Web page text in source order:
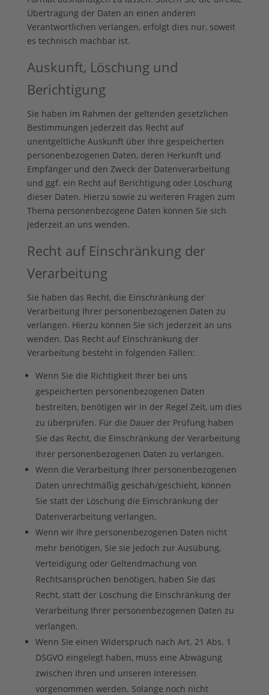
Übertragung der Daten an einen anderen
Verantwortlichen verlangen, erfolgt dies nur, soweit
es technisch machbar ist.
Auskunft, Löschung und
Berichtigung
Sie haben im Rahmen der geltenden gesetzlichen
Bestimmungen jederzeit das Recht auf
unentgeltliche Auskunft über Ihre gespeicherten
personenbezogenen Daten, deren Herkunft und
Empfänger und den Zweck der Datenverarbeitung
und ggf. ein Recht auf Berichtigung oder Löschung
dieser Daten. Hierzu sowie zu weiteren Fragen zum
Thema personenbezogene Daten können Sie sich
jederzeit an uns wenden.
Recht auf Einschränkung der
Verarbeitung
Sie haben das Recht, die Einschränkung der
Verarbeitung Ihrer personenbezogenen Daten zu
verlangen. Hierzu können Sie sich jederzeit an uns
wenden. Das Recht auf Einschränkung der
Verarbeitung besteht in folgenden Fällen:
Wenn Sie die Richtigkeit Ihrer bei uns
gespeicherten personenbezogenen Daten
bestreiten, benötigen wir in der Regel Zeit, um dies
zu überprüfen. Für die Dauer der Prüfung haben
Sie das Recht, die Einschränkung der Verarbeitung
Ihrer personenbezogenen Daten zu verlangen.
Wenn die Verarbeitung Ihrer personenbezogenen
Daten unrechtmäßig geschah/geschieht, können
Sie statt der Löschung die Einschränkung der
Datenverarbeitung verlangen.
Wenn wir Ihre personenbezogenen Daten nicht
mehr benötigen, Sie sie jedoch zur Ausübung,
Verteidigung oder Geltendmachung von
Rechtsansprüchen benötigen, haben Sie das
Recht, statt der Löschung die Einschränkung der
Verarbeitung Ihrer personenbezogenen Daten zu
verlangen.
Wenn Sie einen Widerspruch nach Art. 21 Abs. 1
DSGVO eingelegt haben, muss eine Abwägung
zwischen Ihren und unseren Interessen
vorgenommen werden. Solange noch nicht